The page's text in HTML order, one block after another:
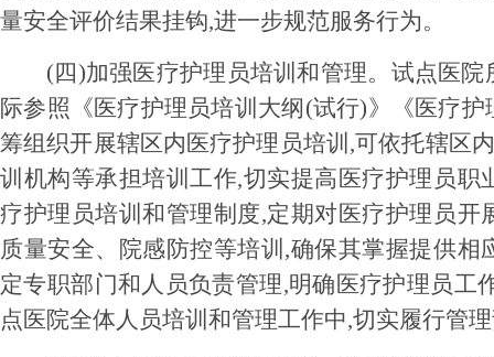
量安全评价结果挂钩,进一步规范服务行为。
(四)加强医疗护理员培训和管理。 试点医院
际参照《医疗护理员培训大纲(试行)》《医疗
筹组织开展辖区内医疗护理员培训,可依托辖区
训机构等承担培训工作,切实提高医疗护理员
疗护理员培训和管理制度,定期对医疗护理员
质量安全、院感防控等培训,确保其掌握提供
定专职部门和人员负责管理,明确医疗护理员工
点医院全体人员培训和管理工作中,切实履行管